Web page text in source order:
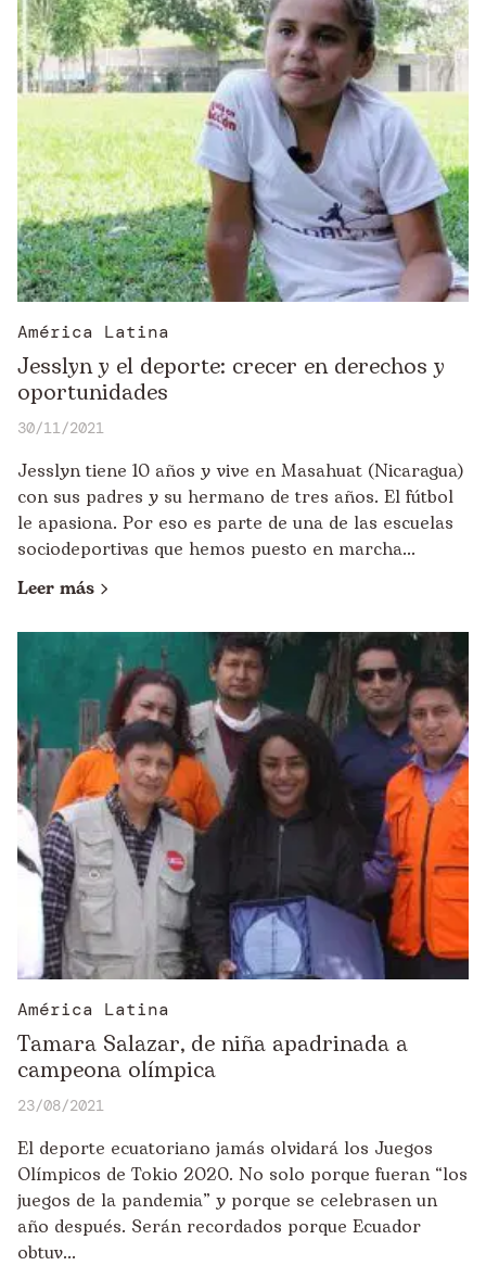
América Latina
Jesslyn y el deporte: crecer en derechos y
oportunidades
30/11/2021
Jesslyn tiene 10 años y vive en Masahuat (Nicaragua)
con sus padres y su hermano de tres años. El fútbol
le apasiona. Por eso es parte de una de las escuelas
sociodeportivas que hemos puesto en marcha...
Leer más
América Latina
Tamara Salazar, de niña apadrinada a
campeona olímpica
23/08/2021
El deporte ecuatoriano jamás olvidará los Juegos
Olímpicos de Tokio 2020. No solo porque fueran “los
juegos de la pandemia” y porque se celebrasen un
año después. Serán recordados porque Ecuador
obtuv...